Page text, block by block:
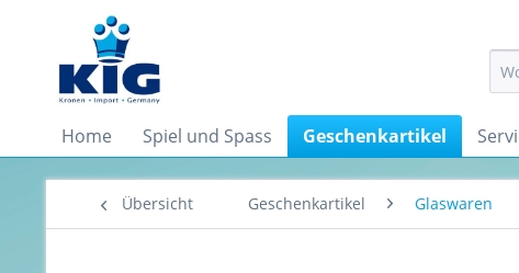
Home Spiel und Spass Geschenkartikel
Übersicht Geschenkartikel Glaswaren